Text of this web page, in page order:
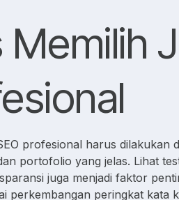
Memilih
profesional harus dilakukan
portofolio yang jelas. Lihat
juga menjadi faktor
perkembangan peringkat kata